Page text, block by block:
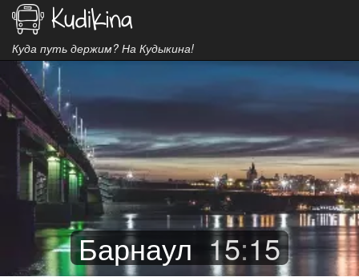
Куда путь держим? На Кудыкина!
Барнаул 15:15